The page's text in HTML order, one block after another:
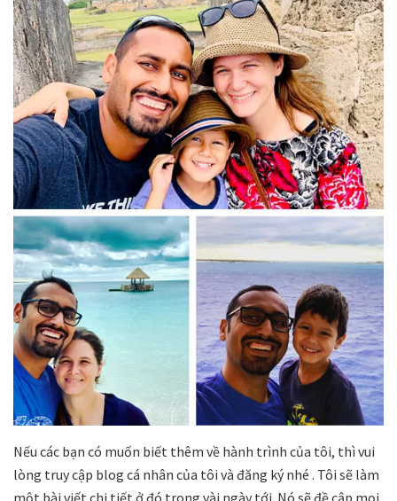
Nếu các bạn có muốn biết thêm về hành trình của tôi, thì vui
lòng truy cập blog cá nhân của tôi và đăng ký nhé . Tôi sẽ làm